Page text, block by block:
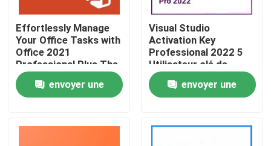
À la maison
Produits
Vidéos
Effortlessly Manage
Your Office Tasks with
Office 2021
Professional Plus The
Essential Software
Packageenvoyer une
Visual Studio
Activation Key
Professional 2022 5
Utilisateur clé de
licence à vie
envoyer une